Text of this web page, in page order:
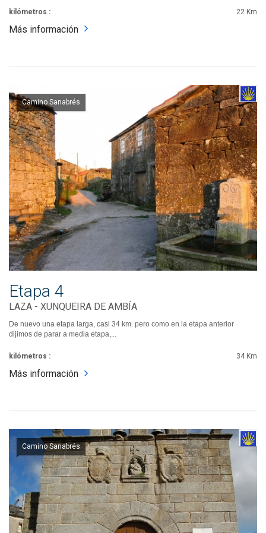
kilómetros : 22 Km
Más información
Camino Sanabrés
Etapa 4
LAZA - XUNQUEIRA DE AMBÍA
De nuevo una etapa larga, casi 34 km. pero como en la etapa anterior
dijimos de parar a media etapa,...
kilómetros : 34 Km
Más información
Camino Sanabrés